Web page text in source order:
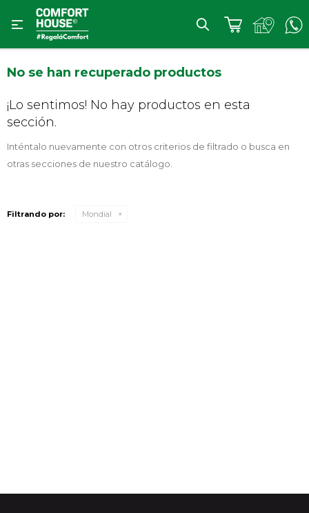

No se han recuperado productos
¡Lo sentimos! No hay productos en esta
sección.
Inténtalo nuevamente con otros criterios de filtrado o busca en
otras secciones de nuestro catálogo.
Filtrando por: Mondial